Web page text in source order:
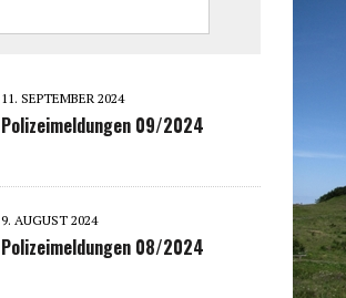
11. SEPTEMBER 2024
Polizeimeldungen 09/2024
9. AUGUST 2024
Polizeimeldungen 08/2024